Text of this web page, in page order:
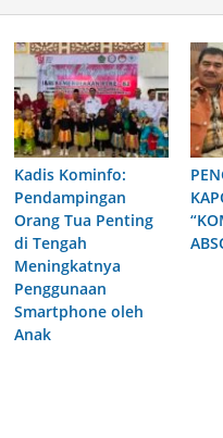
Kadis Kominfo:
Pendampingan
Orang Tua Penting
di Tengah
Meningkatnya
Penggunaan
Smartphone oleh
Anak